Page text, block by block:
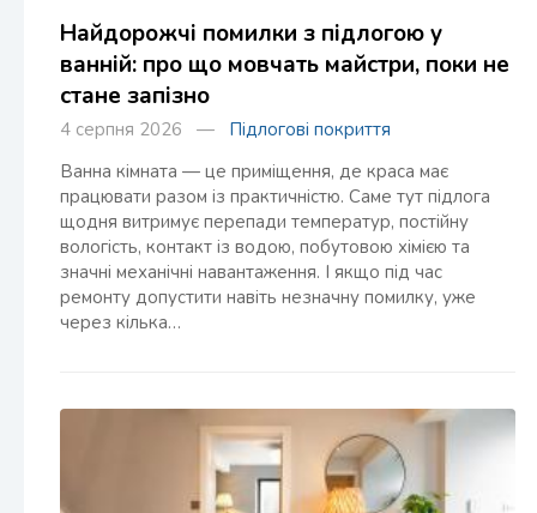
Найдорожчі помилки з підлогою у
ванній: про що мовчать майстри, поки не
стане запізно
4 серпня 2026 — Підлогові покриття
Ванна кімната — це приміщення, де краса має
працювати разом із практичністю. Саме тут підлога
щодня витримує перепади температур, постійну
вологість, контакт із водою, побутовою хімією та
значні механічні навантаження. І якщо під час
ремонту допустити навіть незначну помилку, уже
через кілька…